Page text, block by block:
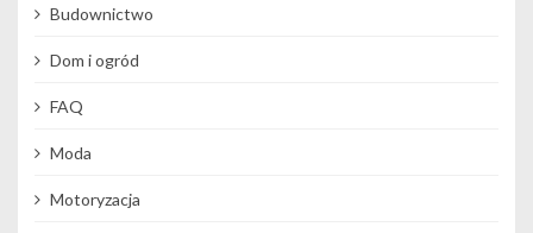
Budownictwo
Dom i ogród
FAQ
Moda
Motoryzacja